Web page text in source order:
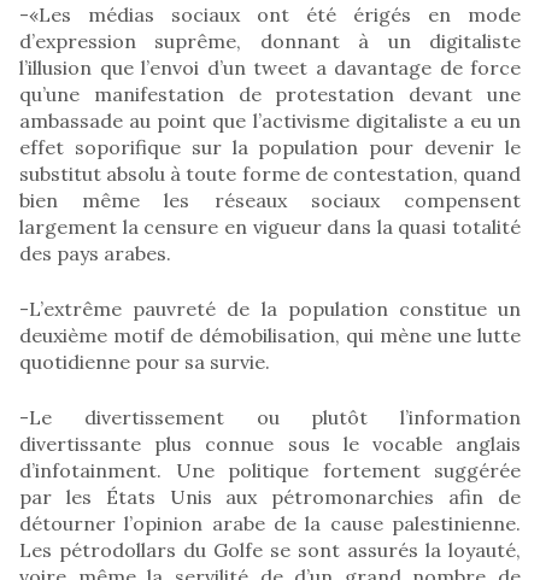
-«Les médias sociaux ont été érigés en mode
d’expression suprême, donnant à un digitaliste
l’illusion que l’envoi d’un tweet a davantage de force
qu’une manifestation de protestation devant une
ambassade au point que l’activisme digitaliste a eu un
effet soporifique sur la population pour devenir le
substitut absolu à toute forme de contestation, quand
bien même les réseaux sociaux compensent
largement la censure en vigueur dans la quasi totalité
des pays arabes.
-L’extrême pauvreté de la population constitue un
deuxième motif de démobilisation, qui mène une lutte
quotidienne pour sa survie.
-Le divertissement ou plutôt l’information
divertissante plus connue sous le vocable anglais
d’infotainment. Une politique fortement suggérée
par les États Unis aux pétromonarchies afin de
détourner l’opinion arabe de la cause palestinienne.
Les pétrodollars du Golfe se sont assurés la loyauté,